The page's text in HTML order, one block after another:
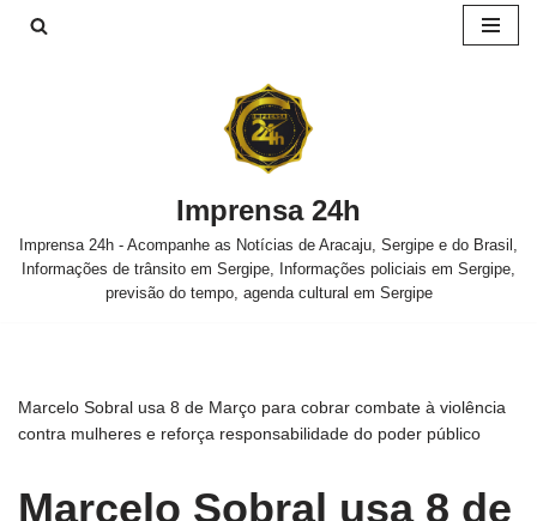
Imprensa 24h
Imprensa 24h - Acompanhe as Notícias de Aracaju, Sergipe e do Brasil,
Informações de trânsito em Sergipe, Informações policiais em Sergipe,
previsão do tempo, agenda cultural em Sergipe
Marcelo Sobral usa 8 de Março para cobrar combate à violência
contra mulheres e reforça responsabilidade do poder público
Marcelo Sobral usa 8 de